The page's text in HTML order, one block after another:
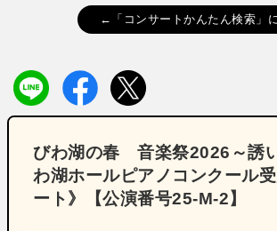
←「コンサートかんたん検索」
びわ湖の春 音楽祭2026～誘
わ湖ホールピアノコンクール
ート》【公演番号25‐M‐2】